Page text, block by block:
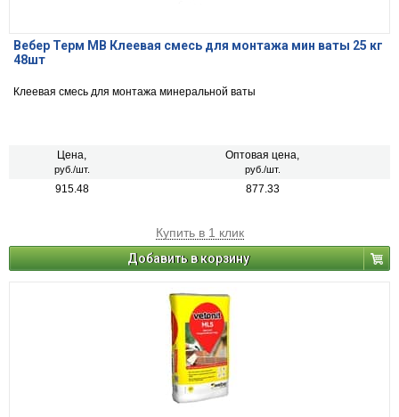
Вебер Терм МВ Клеевая смесь для монтажа мин ваты 25 кг
48шт
Клеевая смесь для монтажа минеральной ваты
Цена,
руб./шт.
Оптовая цена,
руб./шт.
915.48 877.33
Купить в 1 клик
Добавить в корзину